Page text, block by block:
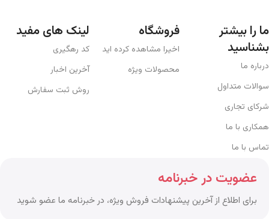
ما را بیشتر
بشناسید
درباره ما
سوالات متداول
شرکای تجاری
همکاری با ما
تماس با ما
فروشگاه
اخیرا مشاهده کرده اید
محصولات ویژه
لینک های مفید
کد رهگیری
آخرین اخبار
روش ثبت سفارش
عضویت در خبرنامه
برای اطلاع از آخرین پیشنهادات فروش ویژه، در خبرنامه ما عضو شوید